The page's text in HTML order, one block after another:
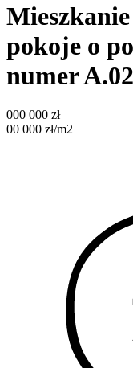
pokoje o
numer
000 000 zł
00 000 zł/m2